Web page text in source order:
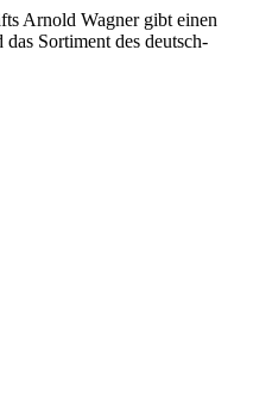
Arnold Wagner gibt einen
Sortiment des deutsch-